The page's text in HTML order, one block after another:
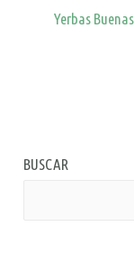
Yerbas Buenas
BUSCAR